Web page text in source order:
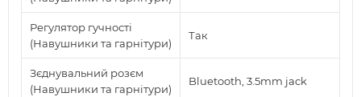
Регулятор гучності
(Навушники та гарнітури)
Так
Зєднувальний розєм
(Навушники та гарнітури)
Bluetooth, 3.5mm jack